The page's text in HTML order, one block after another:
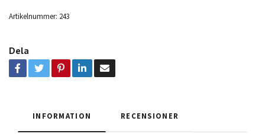
Artikelnummer: 243
Dela
INFORMATION RECENSIONER